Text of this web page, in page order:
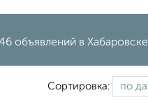
объявлений в Хабаровске
Сортировка: